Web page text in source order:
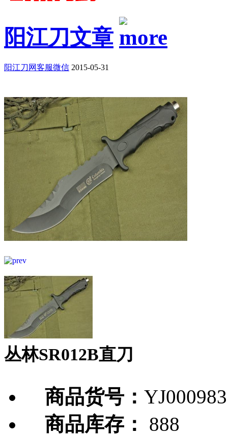
阳江刀文章
阳江刀网客服微信 2015-05-31
丛林SR012B直刀
商品货号： YJ000983
商品库存：
888